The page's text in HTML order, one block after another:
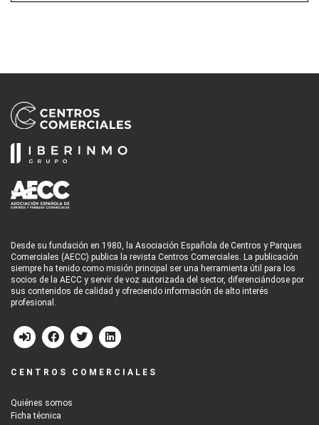
Desde su fundación en 1980, la Asociación Española de Centros y Parques
Comerciales (AECC) publica la revista Centros Comerciales. La publicación
siempre ha tenido como misión principal ser una herramienta útil para los
socios de la AECC y servir de voz autorizada del sector, diferenciándose por
sus contenidos de calidad y ofreciendo información de alto interés
profesional.
CENTROS COMERCIALES
Quiénes somos
Ficha técnica